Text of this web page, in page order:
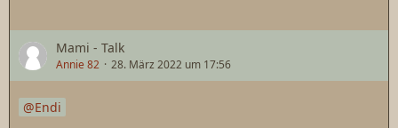
Mami - Talk
Annie 82 28. März 2022 um 17:56
Endi